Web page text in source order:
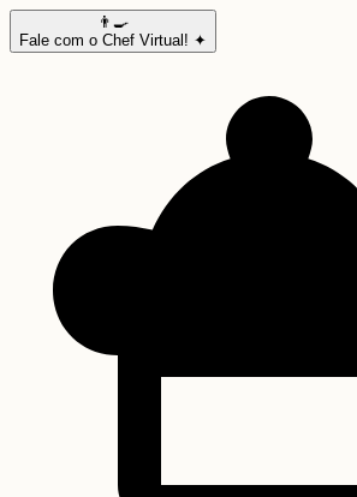
👨‍🍳
Fale com o Chef Virtual! ✦